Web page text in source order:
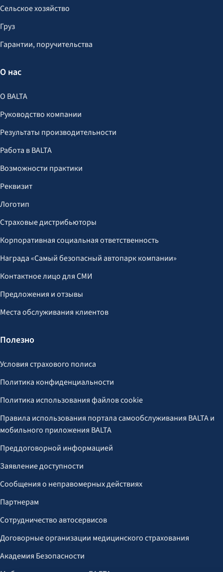
Сельское хозяйство
Груз
Гарантии, поручительства
О нас
О BALTA
Руководство компании
Результаты производительности
Работа в BALTA
Возможности практики
Реквизит
Логотип
Страховые дистрибьюторы
Корпоративная социальная ответственность
Награда «Самый безопасный автопарк компании»
Контактное лицо для СМИ
Предложения и отзывы
Места обслуживания клиентов
Полезно
Условия страхового полиса
Политика конфиденциальности
Политика использования файлов cookie
Правила использования портала самообслуживания BALTA и
мобильного приложения BALTA
Преддоговорной информацией
Заявление доступности
Сообщения о неправомерных действиях
Партнерам
Сотрудничество автосервисов
Договорные организации медицинского страхования
Академия Безопасности